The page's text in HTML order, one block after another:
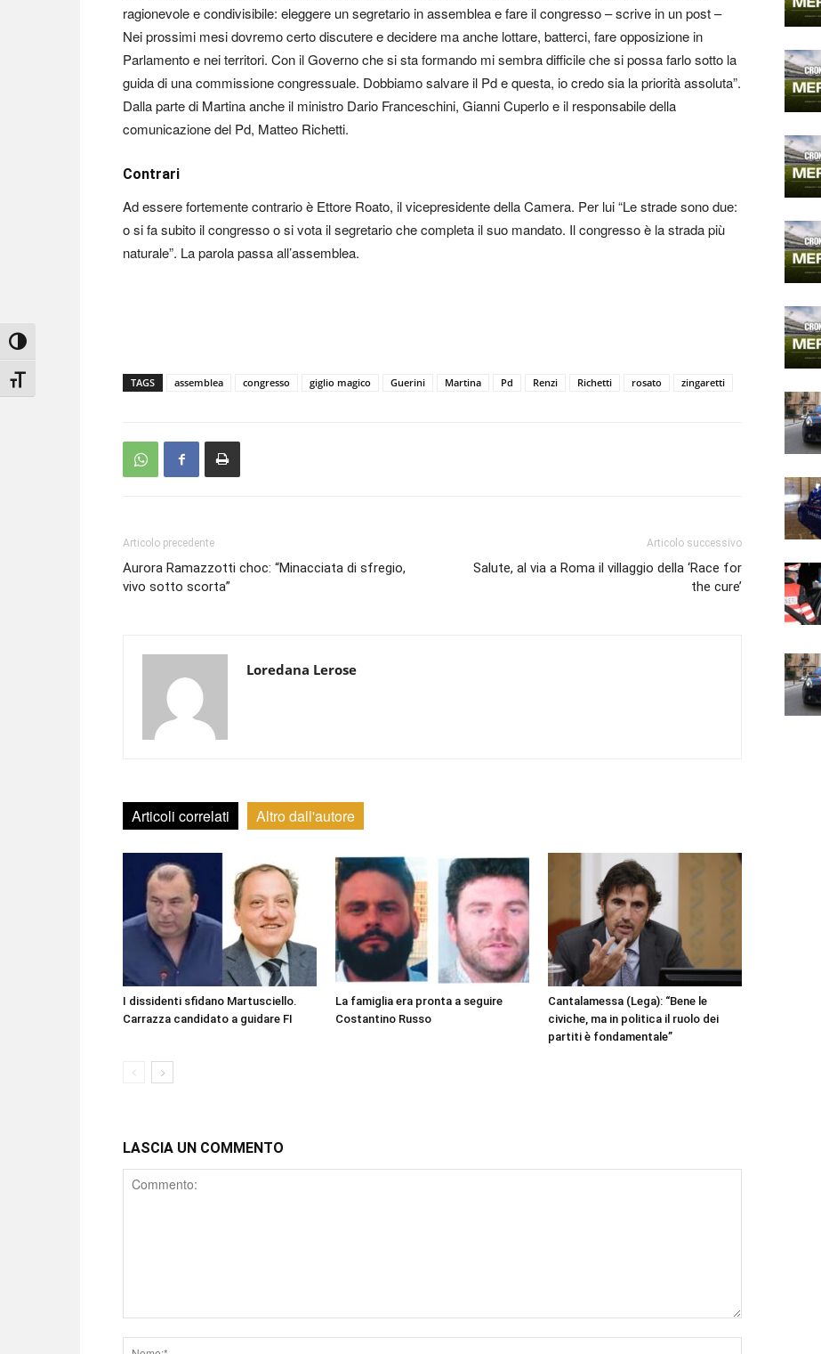
Attiva/disattiva alto contrasto
Attiva/disattiva dimensione testo
ragionevole e condivisibile: eleggere un segretario in assemblea e fare il congresso – scrive in un post –
Nei prossimi mesi dovremo certo discutere e decidere ma anche lottare, batterci, fare opposizione in
Parlamento e nei territori. Con il Governo che si sta formando mi sembra difficile che si possa farlo sotto la
guida di una commissione congressuale. Dobbiamo salvare il Pd e questa, io credo sia la priorità assoluta”.
Dalla parte di Martina anche il ministro Dario Franceschini, Gianni Cuperlo e il responsabile della
comunicazione del Pd, Matteo Richetti.
Contrari
Ad essere fortemente contrario è Ettore Roato, il vicepresidente della Camera. Per lui “Le strade sono due:
o si fa subito il congresso o si vota il segretario che completa il suo mandato. Il congresso è la strada più
naturale”. La parola passa all’assemblea.
TAGS assemblea congresso giglio magico Guerini Martina Pd Renzi Richetti rosato zingaretti
Articolo precedente
Aurora Ramazzotti choc: “Minacciata di sfregio,
vivo sotto scorta”
Articolo successivo
Salute, al via a Roma il villaggio della ‘Race for
the cure’
Loredana Lerose
Articoli correlati Altro dall'autore
I dissidenti sfidano Martusciello.
Carrazza candidato a guidare FI
La famiglia era pronta a seguire
Costantino Russo
Cantalamessa (Lega): “Bene le
civiche, ma in politica il ruolo dei
partiti è fondamentale”
LASCIA UN COMMENTO
Comment
Nome